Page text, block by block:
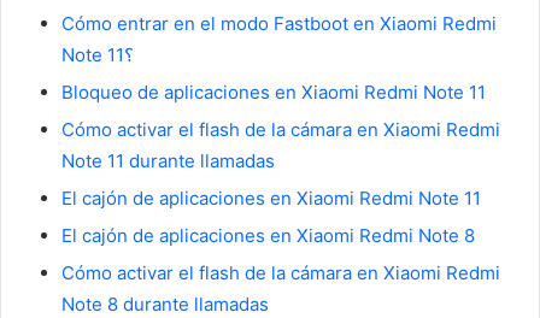
Cómo entrar en el modo Fastboot en Xiaomi Redmi
Note 11؟
Bloqueo de aplicaciones en Xiaomi Redmi Note 11
Cómo activar el flash de la cámara en Xiaomi Redmi
Note 11 durante llamadas
El cajón de aplicaciones en Xiaomi Redmi Note 11
El cajón de aplicaciones en Xiaomi Redmi Note 8
Cómo activar el flash de la cámara en Xiaomi Redmi
Note 8 durante llamadas